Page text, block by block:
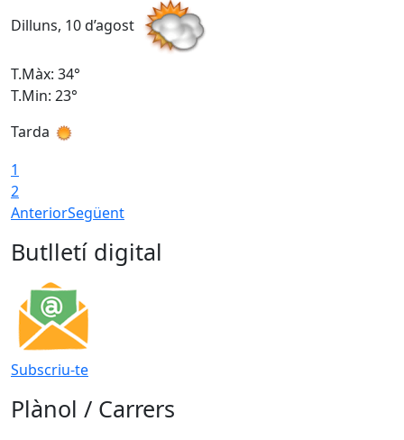
Dilluns, 10 d’agost
T.Màx: 34°
T.Min: 23°
Tarda
1
2
AnteriorSegüent
Butlletí digital
Subscriu-te
Plànol / Carrers